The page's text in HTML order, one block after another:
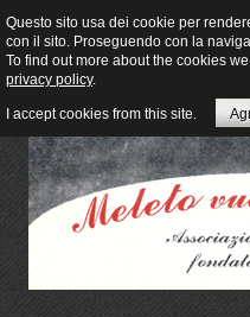
Questo sito usa dei cookie per
con il sito. Proseguendo con la
To find out more about the cookies
privacy policy.
I accept cookies from this site.